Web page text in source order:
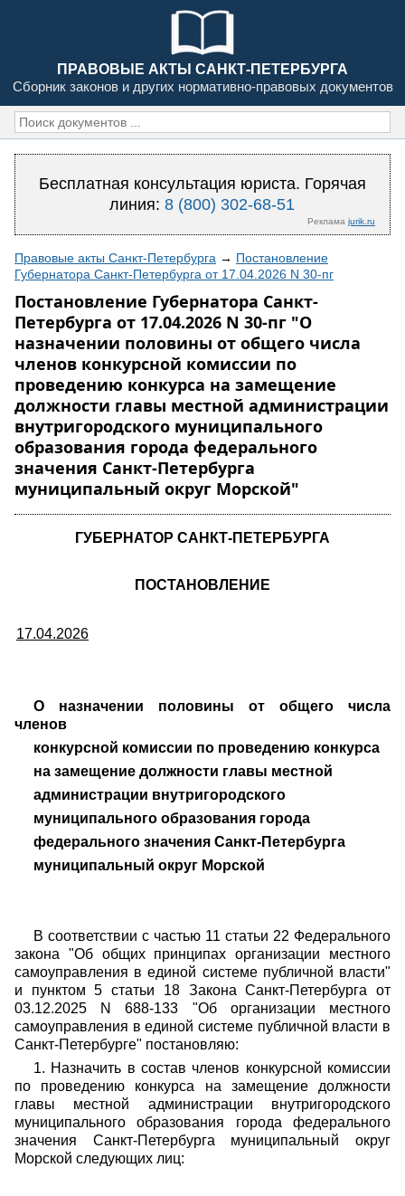
ПРАВОВЫЕ АКТЫ САНКТ-ПЕТЕРБУРГА
Сборник законов и других нормативно-правовых документов
Бесплатная консультация юриста. Горячая
линия:8 (800) 302-68-51
Реклама jurik.ru
Правовые акты Санкт-Петербурга → Постановление
Губернатора Санкт-Петербурга от 17.04.2026 N 30-пг
Постановление Губернатора Санкт-
Петербурга от 17.04.2026 N 30-пг "О
назначении половины от общего числа
членов конкурсной комиссии по
проведению конкурса на замещение
должности главы местной администрации
внутригородского муниципального
образования города федерального
значения Санкт-Петербурга
муниципальный округ Морской"
ГУБЕРНАТОР САНКТ-ПЕТЕРБУРГА
ПОСТАНОВЛЕНИЕ
17.04.2026
О назначении половины от общего числа
членов
конкурсной комиссии по проведению конкурса
на замещение должности главы местной
администрации внутригородского
муниципального образования города
федерального значения Санкт-Петербурга
муниципальный округ Морской
В соответствии с частью 11 статьи 22 Федерального
закона "Об общих принципах организации местного
самоуправления в единой системе публичной власти"
и пунктом 5 статьи 18 Закона Санкт-Петербурга от
03.12.2025 N 688-133 "Об организации местного
самоуправления в единой системе публичной власти в
Санкт-Петербурге" постановляю:
1. Назначить в состав членов конкурсной комиссии
по проведению конкурса на замещение должности
главы местной администрации внутригородского
муниципального образования города федерального
значения Санкт-Петербурга муниципальный округ
Морской следующих лиц: